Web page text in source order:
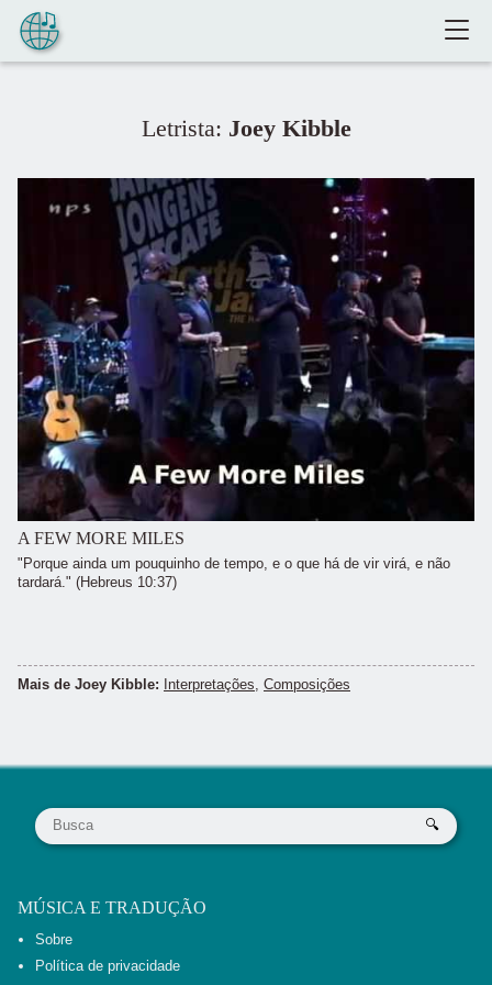
Pular para o conteúdo
Letrista: Joey Kibble
A FEW MORE MILES
"Porque ainda um pouquinho de tempo, e o que há de vir virá, e não
tardará." (Hebreus 10:37)
Mais de Joey Kibble: Interpretações, Composições
MÚSICA E TRADUÇÃO
Sobre
Política de privacidade